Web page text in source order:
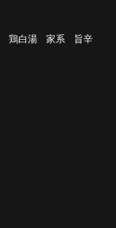
鶏白湯 家系
旨辛